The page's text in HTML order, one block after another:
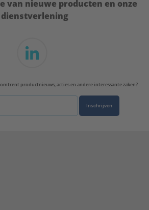
van nieuwe producten en onze
dienstverlening
productnieuws, acties en andere interessante zaken?
Inschrijven